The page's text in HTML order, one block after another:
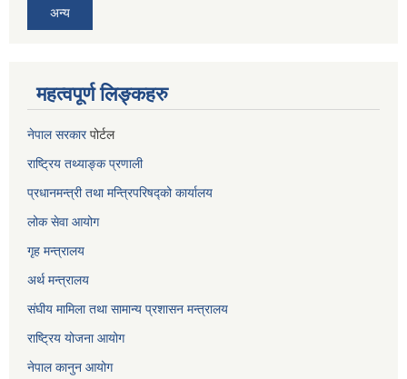
अन्य
महत्वपूर्ण लिङ्कहरु
नेपाल सरकारपोर्टल
राष्ट्रिय तथ्याङ्क प्रणाली
प्रधानमन्त्री तथा मन्त्रिपरिषद्को कार्यालय
लोक सेवाआयोग
गृह मन्त्रालय
अर्थ मन्त्रालय
संघीय मामिला तथा सामान्य प्रशासन मन्त्रालय
राष्ट्रिय योजना आयोग
नेपाल कानुन आयोग